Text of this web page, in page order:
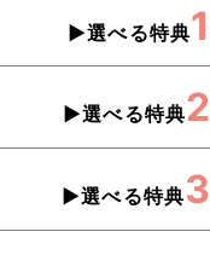
▶︎選べる特典1
▶︎選べる特典2
▶︎選べる特典3